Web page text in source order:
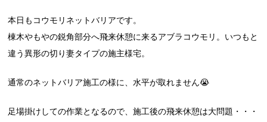
本日もコウモリネットバリアです。
棟木やもやの鋭角部分へ飛来休憩に来るアブラコウモリ。いつもと
違う異形の切り妻タイプの施主様宅。
通常のネットバリア施工の様に、水平が取れません😭
足場掛けしての作業となるので、施工後の飛来休憩は大問題・・・